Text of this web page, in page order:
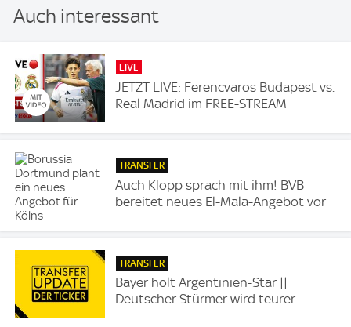
Auch interessant
LIVE
JETZT LIVE: Ferencvaros Budapest vs.
Real Madrid im FREE-STREAM
TRANSFER
Auch Klopp sprach mit ihm! BVB
bereitet neues El-Mala-Angebot vor
TRANSFER
Bayer holt Argentinien-Star ||
Deutscher Stürmer wird teurer